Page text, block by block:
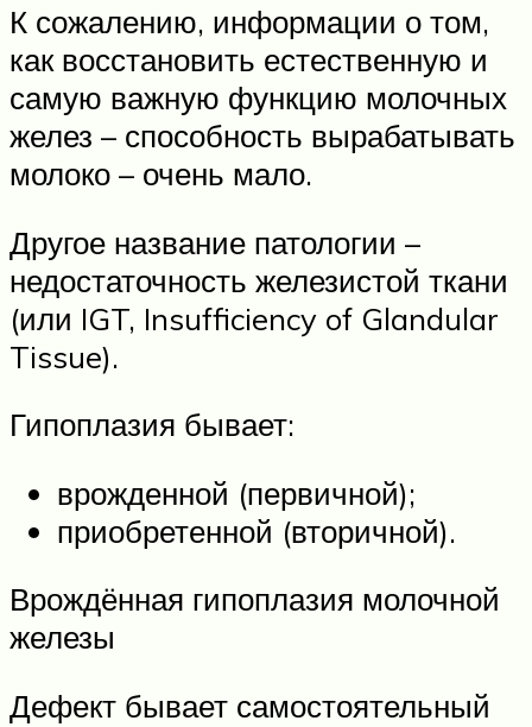
К сожалению, информации о том,
как восстановить естественную и
самую важную функцию молочных
желез – способность вырабатывать
молоко – очень мало.
Другое название патологии –
недостаточность железистой ткани
(или IGT, Insufficiency of Glandular
Tissue).
Гипоплазия бывает:
врожденной (первичной);
приобретенной (вторичной).
Врождённая гипоплазия молочной
железы
Дефект бывает самостоятельный